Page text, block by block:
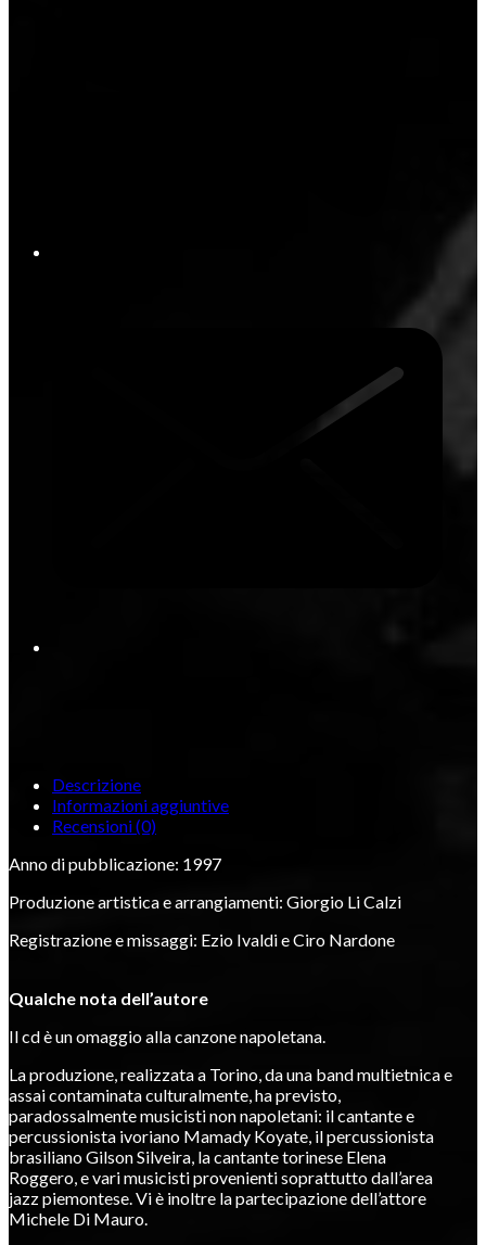
Descrizione
Informazioni aggiuntive
Recensioni (0)
Anno di pubblicazione: 1997
Produzione artistica e arrangiamenti: Giorgio Li Calzi
Registrazione e missaggi: Ezio Ivaldi e Ciro Nardone
Qualche nota dell’autore
Il cd è un omaggio alla canzone napoletana.
La produzione, realizzata a Torino, da una band multietnica e
assai contaminata culturalmente, ha previsto,
paradossalmente musicisti non napoletani: il cantante e
percussionista ivoriano Mamady Koyate, il percussionista
brasiliano Gilson Silveira, la cantante torinese Elena
Roggero, e vari musicisti provenienti soprattutto dall’area
jazz piemontese. Vi è inoltre la partecipazione dell’attore
Michele Di Mauro.